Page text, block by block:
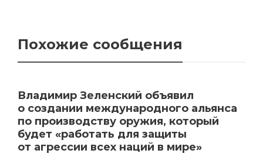
Похожие сообщения
Владимир Зеленский объявил
о создании международного альянса
по производству оружия, который
будет «работать для защиты
от агрессии всех наций в мире»